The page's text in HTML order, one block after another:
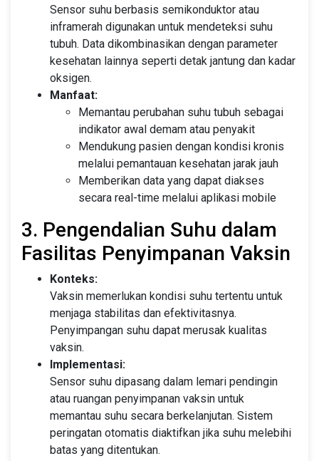
Sensor suhu berbasis semikonduktor atau
inframerah digunakan untuk mendeteksi suhu
tubuh. Data dikombinasikan dengan parameter
kesehatan lainnya seperti detak jantung dan kadar
oksigen.
Manfaat:
Memantau perubahan suhu tubuh sebagai
indikator awal demam atau penyakit
Mendukung pasien dengan kondisi kronis
melalui pemantauan kesehatan jarak jauh
Memberikan data yang dapat diakses
secara real-time melalui aplikasi mobile
3. Pengendalian Suhu dalam
Fasilitas Penyimpanan Vaksin
Konteks:
Vaksin memerlukan kondisi suhu tertentu untuk
menjaga stabilitas dan efektivitasnya.
Penyimpangan suhu dapat merusak kualitas
vaksin.
Implementasi:
Sensor suhu dipasang dalam lemari pendingin
atau ruangan penyimpanan vaksin untuk
memantau suhu secara berkelanjutan. Sistem
peringatan otomatis diaktifkan jika suhu melebihi
batas yang ditentukan.